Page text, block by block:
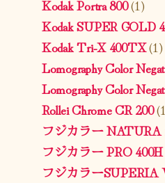
Kodak Portra 800(1)
Kodak SUPER GOLD
Kodak Tri-X 400TX(1)
Lomography Color
Lomography Color
Rollei Chrome CR 200
フジカラー NATURA
フジカラー PRO 400H
フジカラーSUPERIA